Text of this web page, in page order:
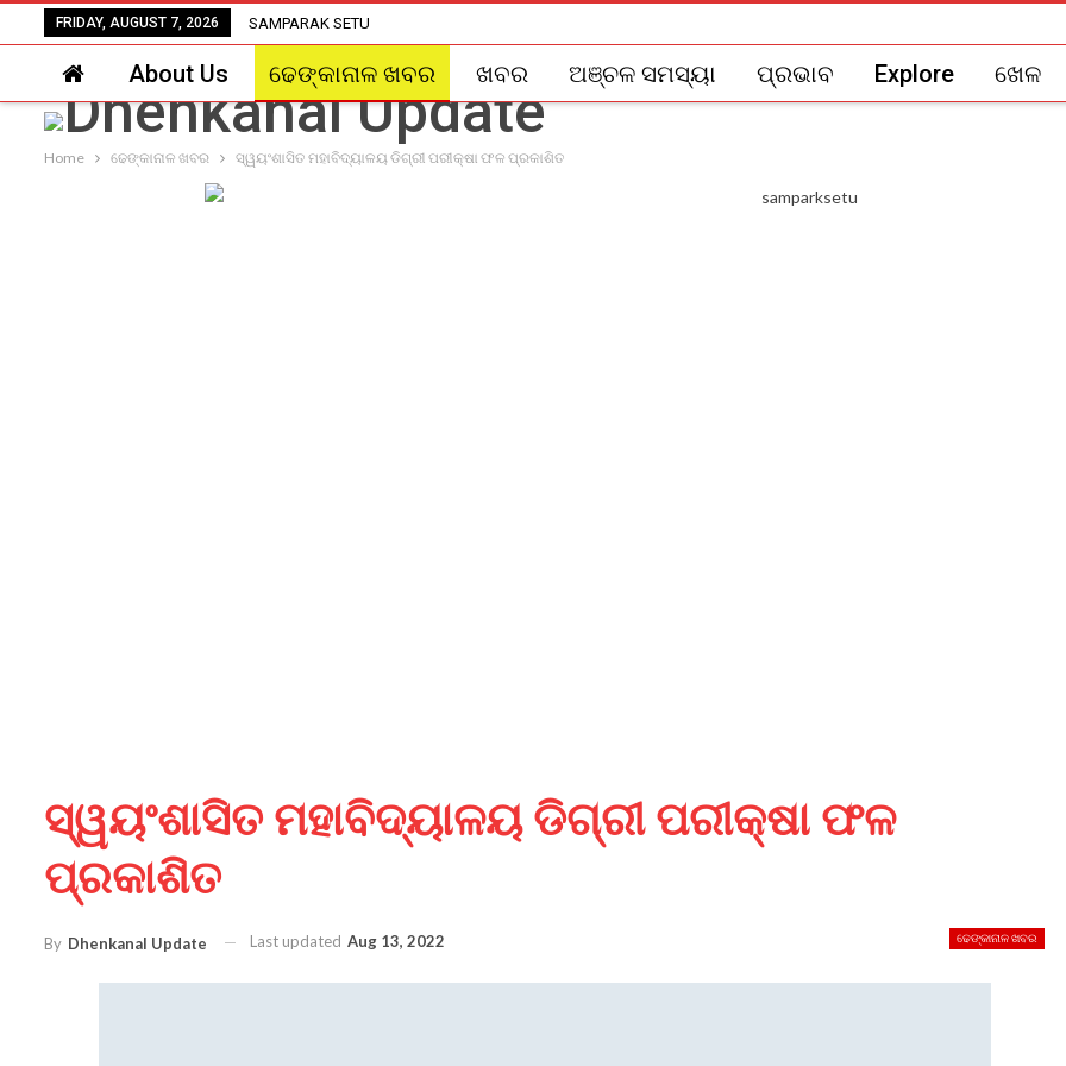
FRIDAY, AUGUST 7, 2026 SAMPARAK SETU
About Us ଢେଙ୍କାନାଳ ଖବର ଖବର ଅଞ୍ଚଳ ସମସ୍ୟା ପ୍ରଭାବ Explore ଖେଳ
Home ଢେଙ୍କାନାଳ ଖବର ସ୍ୱୟଂଶାସିତ ମହାବିଦ୍ୟାଳୟ ଡିଗ୍ରୀ ପରୀକ୍ଷା ଫଳ ପ୍ରକାଶିତ
ସ୍ୱୟଂଶାସିତ ମହାବିଦ୍ୟାଳୟ ଡିଗ୍ରୀ ପରୀକ୍ଷା ଫଳ
ପ୍ରକାଶିତ
ଢେଙ୍କାନାଳ ଖବର
By Dhenkanal Update Last updated Aug 13, 2022